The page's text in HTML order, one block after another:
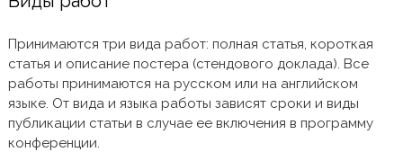
Принимаются три вида работ: полная статья, короткая
статья и описание постера (стендового доклада). Все
работы принимаются на русском или на английском
языке. От вида и языка работы зависят сроки и виды
публикации статьи в случае ее включения в программу
конференции.